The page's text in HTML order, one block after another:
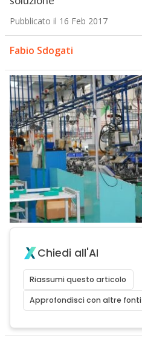
Pubblicato il 16 Feb 2017
Fabio Sdogati
Chiedi all'AI
Riassumi questo articolo
Approfondisci con altre fonti